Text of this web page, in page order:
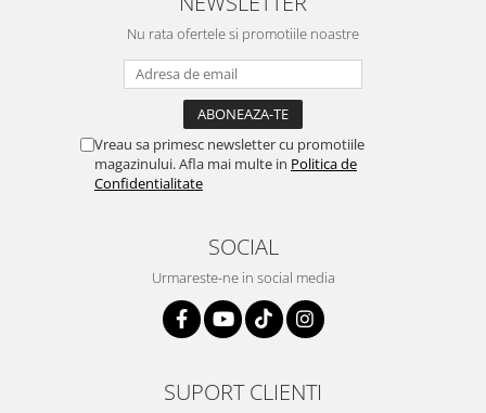
Nu rata ofertele si promotiile noastre
Vreau sa primesc newsletter cu promotiile
magazinului. Afla mai multe in Politica de
Confidentialitate
SOCIAL
Urmareste-ne in social media
SUPORT CLIENTI